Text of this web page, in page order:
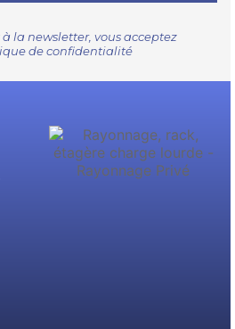
la newsletter, vous acceptez
de confidentialité